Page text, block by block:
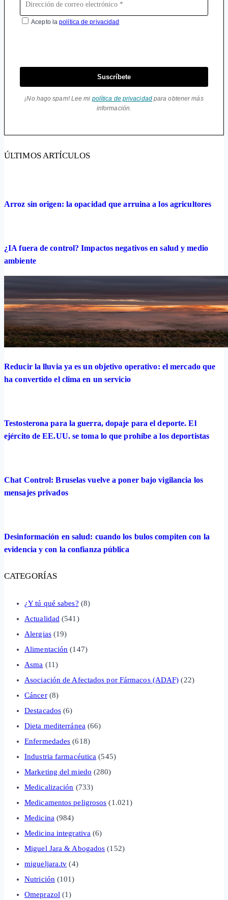
Acepto lapolítica de privacidad
Suscríbete
¡No hago spam! Lee mi política de privacidadpara obtener más
información.
ÚLTIMOS ARTÍCULOS
Arroz sin origen: la opacidad que arruina a los agricultores
¿IA fuera de control? Impactos negativos en salud y medio
ambiente
Reducir la lluvia ya es un objetivo operativo: el mercado que
ha convertido el clima en un servicio
Testosterona para la guerra, dopaje para el deporte. El
ejército de EE.UU. se toma lo que prohíbe a los deportistas
Chat Control: Bruselas vuelve a poner bajo vigilancia los
mensajes privados
Desinformación en salud: cuando los bulos compiten con la
evidencia y con la confianza pública
CATEGORÍAS
¿Y tú qué sabes? (8)
Actualidad (541)
Alergias(19)
Alimentación (147)
Asma (11)
Asociación de Afectados por Fármacos (ADAF) (22)
Cáncer(8)
Destacados (6)
Dieta mediterránea(66)
Enfermedades (618)
Industria farmacéutica (545)
Marketing del miedo (280)
Medicalización (733)
Medicamentos peligrosos (1.021)
Medicina(984)
Medicina integrativa (6)
Miguel Jara & Abogados (152)
migueljara.tv (4)
Nutrición(101)
Omeprazol(1)